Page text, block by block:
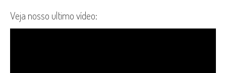
Veja nosso ultimo vídeo: